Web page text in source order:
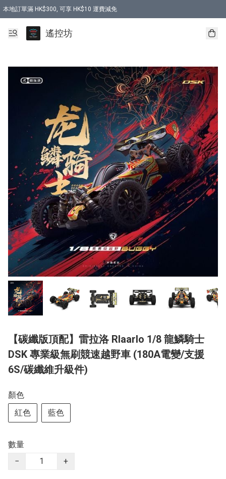
本地訂單滿 HK$300, 可享 HK$10 運費減免
購買 7.6V 6500mah 70C 電池 送 7.6V USB充電器
遙控坊
【碳纖版頂配】雷拉洛 Rlaarlo 1/8 龍鱗騎士
DSK 專業級無刷競速越野車 (180A電變/支援
6S/碳纖維升級件)
顏色
紅色
藍色
數量
−
+